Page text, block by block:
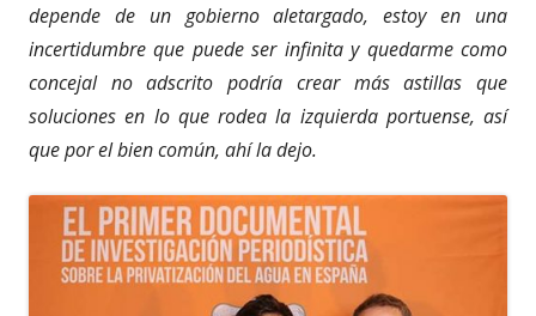
depende de un gobierno aletargado, estoy en una
incertidumbre que puede ser infinita y quedarme como
concejal no adscrito podría crear más astillas que
soluciones en lo que rodea la izquierda portuense, así
que por el bien común, ahí la dejo.